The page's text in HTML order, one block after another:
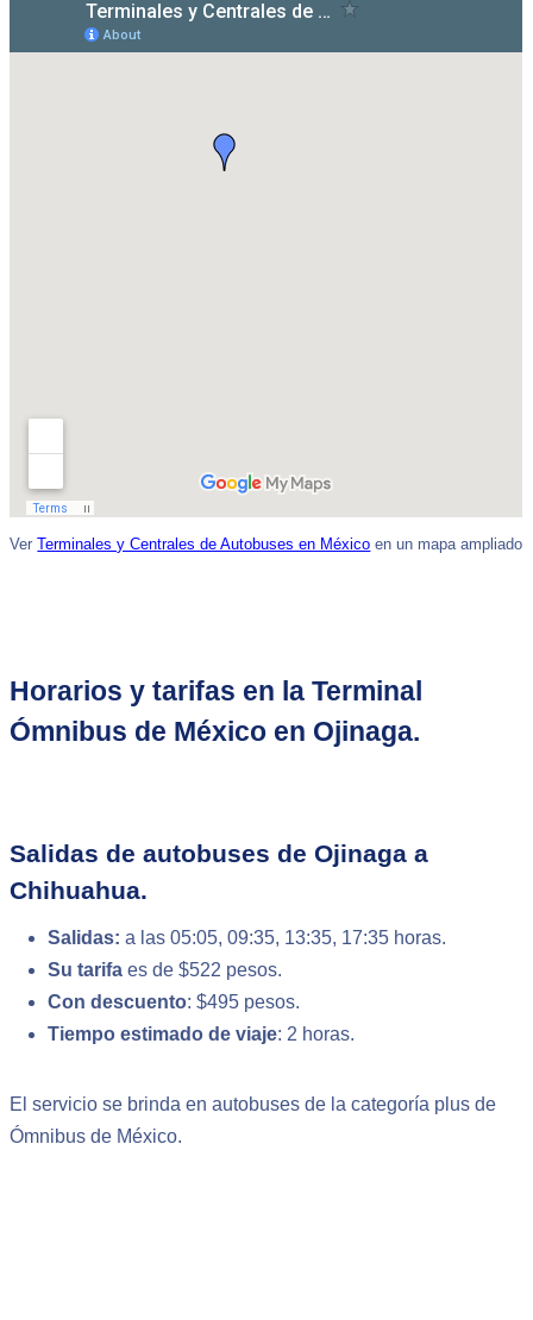
VerTerminales y Centrales de Autobuses en México en un mapa ampliado
Horarios y tarifas en la Terminal
Ómnibus de México en Ojinaga.
Salidas de autobuses de Ojinaga a
Chihuahua.
Salidas:a las 05:05, 09:35, 13:35, 17:35 horas.
Su tarifa es de $522 pesos.
Con descuento: $495 pesos.
Tiempo estimado de viaje: 2 horas.
El servicio se brinda en autobuses de la categoría plus de
Ómnibus de México.